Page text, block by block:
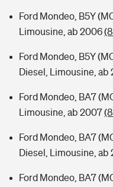
Ford Mondeo, B5Y
Limousine, ab 2006
Ford Mondeo, B5Y
Diesel, Limousine, ab
Ford Mondeo, BA7
Limousine, ab 2007
Ford Mondeo, BA7
Diesel, Limousine, ab
Ford Mondeo, BA7